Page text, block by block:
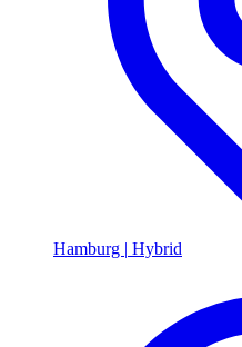
Hamburg | Hybrid